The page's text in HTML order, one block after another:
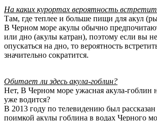
На каких курортах вероятность
Там, где теплее и больше пищи для акул
В Черном море акулы обычно
или дно (акулы катран), поэтому если вы
опускаться на дно, то вероятность
значительно сократится.
Обитает ли здесь акула-гоблин?
Нет, В Черном море ужасная акула-гоблин
уже водится?
В 2013 году по телевидению был рассказан
поимкой акулы гоблина в водах Черного